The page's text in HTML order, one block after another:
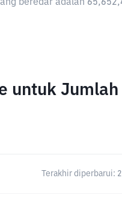
beredar adalah
untuk
Terakhir diperbarui: